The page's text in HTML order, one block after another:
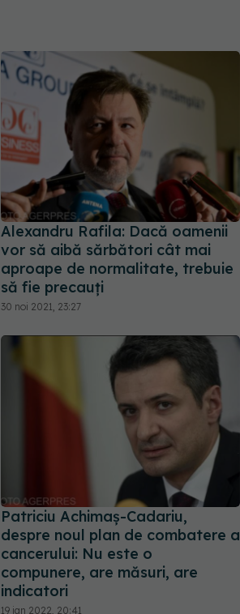
Alexandru Rafila: Dacă oamenii
vor să aibă sărbători cât mai
aproape de normalitate, trebuie
să fie precauți
30 noi 2021, 23:27
Patriciu Achimaș-Cadariu,
despre noul plan de combatere a
cancerului: Nu este o
compunere, are măsuri, are
indicatori
19 ian 2022, 20:41